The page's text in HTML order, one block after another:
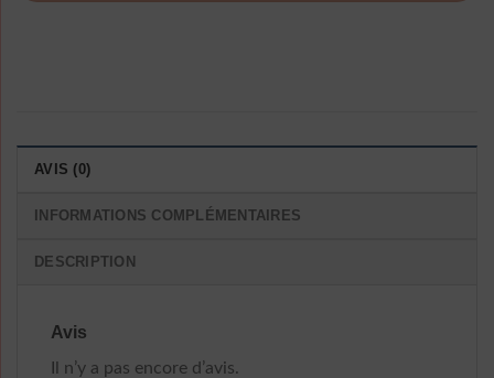
AVIS (0)
INFORMATIONS COMPLÉMENTAIRES
DESCRIPTION
Avis
Il n’y a pas encore d’avis.